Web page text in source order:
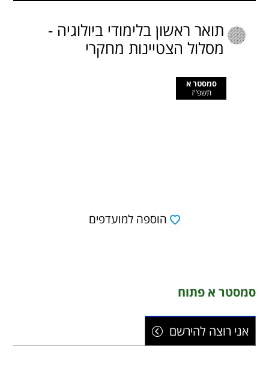
תואר ראשון בלימודי ביולוגיה -
מסלול הצטיינות מחקרי
סמסטר א
תשפ"ז
הוספה למועדפים
סמסטר א פתוח
אני רוצה להירשם